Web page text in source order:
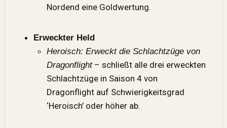
Nordend eine Goldwertung.
Erweckter Held
Heroisch: Erweckt die Schlachtzüge von
Dragonflight– schließt alle drei erweckten
Schlachtzüge in Saison 4 von
Dragonflight auf Schwierigkeitsgrad
‘Heroisch’ oder höher ab.